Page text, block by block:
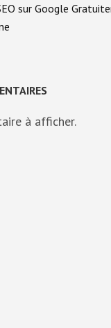
sur Google
à afficher.